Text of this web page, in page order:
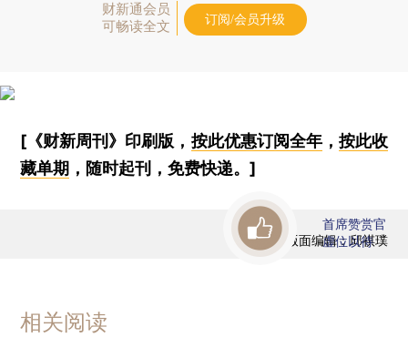
财新通会员
可畅读全文
订阅/会员升级
[《财新周刊》印刷版， 按此优惠订阅全年， 按此收
藏单期 ，随时起刊，免费快递。]
版面编辑：邱祺璞
首席赞赏官
虚位以待
相关阅读